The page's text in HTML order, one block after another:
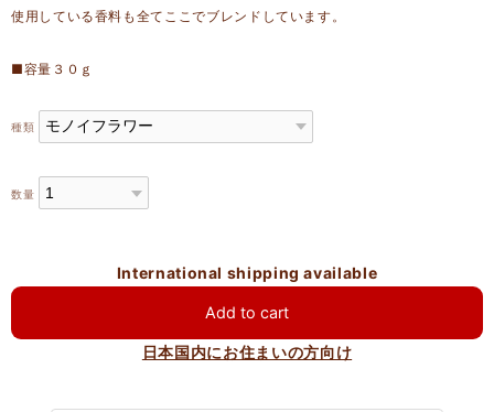
使用している香料も全てここでブレンドしています。
■容量３０ｇ
種類
数量
International shipping available
Add to cart
日本国内にお住まいの方向け